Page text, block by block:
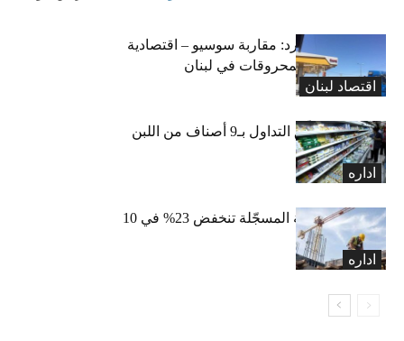
اقتصاد لبنان
التضخم المستورد: مقاربة سوسيو – اقتصادية
لارتفاع أسعار المحروقات في لبنان
اداره
«الاقتصاد» تعلّق التداول بـ9 أصناف من اللبن
واللبنة
اداره
الرخص العقارية المسجّلة تنخفض 23% في 10
أشهر